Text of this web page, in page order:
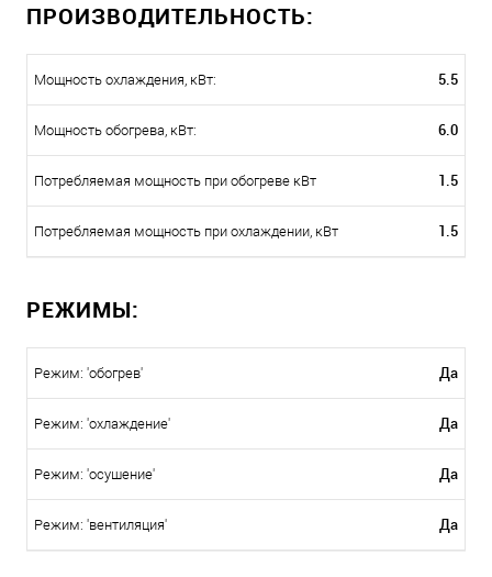
ПРОИЗВОДИТЕЛЬНОСТЬ:
Мощность охлаждения, кВт: 5.5
Мощность обогрева, кВт: 6.0
Потребляемая мощность при обогреве кВт 1.5
Потребляемая мощность при охлаждении, кВт 1.5
РЕЖИМЫ:
Режим: 'обогрев' Да
Режим: 'охлаждение' Да
Режим: 'осушение' Да
Режим: 'вентиляция' Да